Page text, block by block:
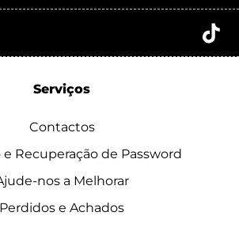
Serviços
Contactos
e Recuperação de Password
nos a Melhorar
Perdidos e Achados